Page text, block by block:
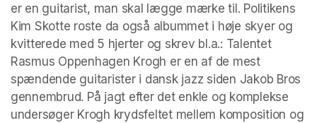
er en guitarist, man skal lægge mærke til. Politikens
Kim Skotte roste da også albummet i høje skyer og
kvitterede med 5 hjerter og skrev bl.a.: Talentet
Rasmus Oppenhagen Krogh er en af de mest
spændende guitarister i dansk jazz siden Jakob Bros
gennembrud. På jagt efter det enkle og komplekse
undersøger Krogh krydsfeltet mellem komposition og